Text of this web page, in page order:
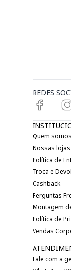
REDES
Quem somos
Nossas lojas
Política de
Troca e
Cashback
Perguntas
Montagem
Política de
Vendas
Fale com a